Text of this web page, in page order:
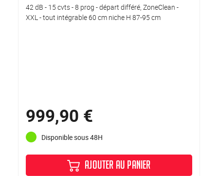
42 dB - 15 cvts - 8 prog - départ différé, ZoneClean -
XXL - tout intégrable 60 cm niche H 87-95 cm
999,90 €
Disponible sous 48H
AJOUTER AU PANIER